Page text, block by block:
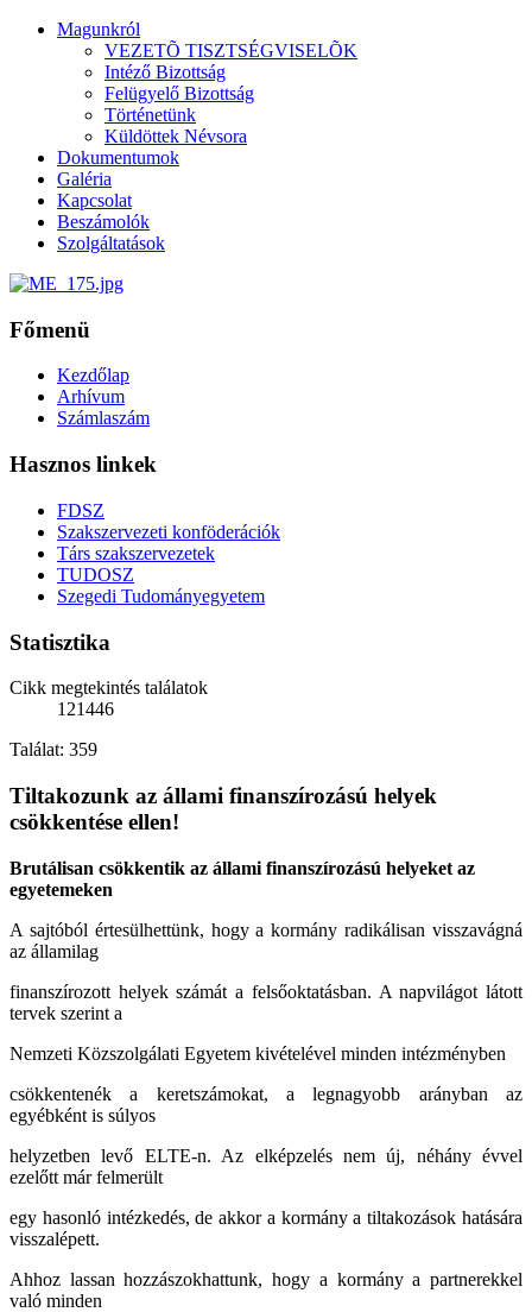
Magunkról
VEZETÕ TISZTSÉGVISELÕK
Intéző Bizottság
Felügyelő Bizottság
Történetünk
Küldöttek Névsora
Dokumentumok
Galéria
Kapcsolat
Beszámolók
Szolgáltatások
Főmenü
Kezdőlap
Arhívum
Számlaszám
Hasznos linkek
FDSZ
Szakszervezeti konföderációk
Társ szakszervezetek
TUDOSZ
Szegedi Tudományegyetem
Statisztika
Cikk megtekintés találatok
121446
Találat: 359
Tiltakozunk az állami finanszírozású helyek
csökkentése ellen!
Brutálisan csökkentik az állami finanszírozású helyeket az
egyetemeken
A sajtóból értesülhettünk, hogy a kormány radikálisan visszavágná
az államilag
finanszírozott helyek számát a felsőoktatásban. A napvilágot látott
tervek szerint a
Nemzeti Közszolgálati Egyetem kivételével minden intézményben
csökkentenék a keretszámokat, a legnagyobb arányban az
egyébként is súlyos
helyzetben levő ELTE-n. Az elképzelés nem új, néhány évvel
ezelőtt már felmerült
egy hasonló intézkedés, de akkor a kormány a tiltakozások hatására
visszalépett.
Ahhoz lassan hozzászokhattunk, hogy a kormány a partnerekkel
való minden